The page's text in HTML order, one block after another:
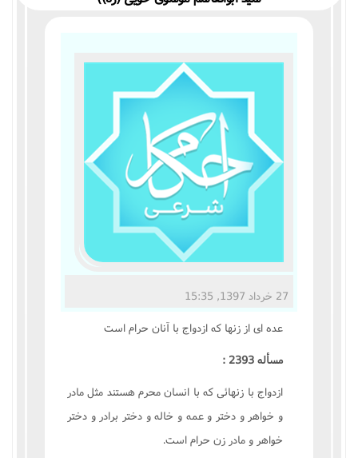
زندگی نامه مراجع تقلید
27 خرداد 1397, 15:35
عده اى از زنها که ازدواج با آنان حرام است
مسأله 2393 :
ازدواج با زنهائى که با انسان محرم هستند مثل مادر
و خواهر و دختر و عمه و خاله و دختر برادر و دختر
خواهر و مادر زن حرام است.